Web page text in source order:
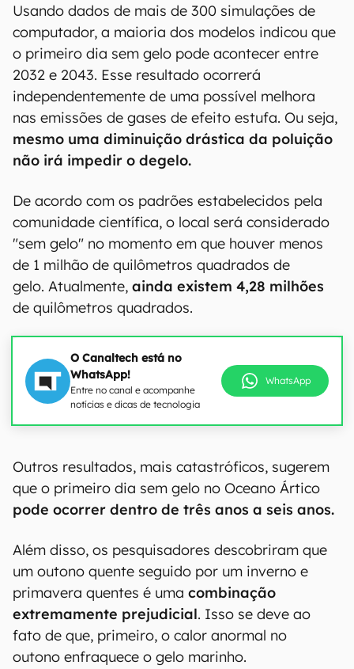
Usando dados de mais de 300 simulações de
computador, a maioria dos modelos indicou que
o primeiro dia sem gelo pode acontecer entre
2032 e 2043. Esse resultado ocorrerá
independentemente de uma possível melhora
nas emissões de gases de efeito estufa. Ou seja,
mesmo uma diminuição drástica da poluição
não irá impedir o degelo.
De acordo com os padrões estabelecidos pela
comunidade científica, o local será considerado
"sem gelo" no momento em que houver menos
de 1 milhão de quilômetros quadrados de
gelo. Atualmente, ainda existem 4,28 milhões
de quilômetros quadrados.
O Canaltech está no
WhatsApp!
Entre no canal e acompanhe
notícias e dicas de tecnologia
WhatsApp
00:00/20:46
Outros resultados, mais catastróficos, sugerem